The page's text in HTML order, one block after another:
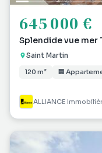
645 000 €
Splendide vue mer
Saint Martin
120 m² 🏢
ALLIANCE